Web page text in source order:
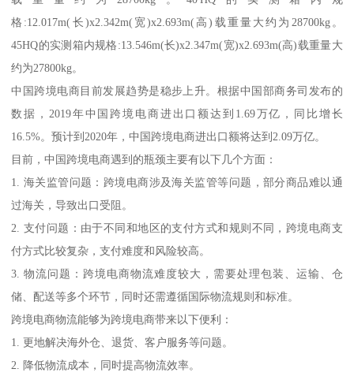
格:12.017m(长)x2.342m(宽)x2.693m(高)载重量大约为28700kg。
45HQ的实测箱内规格:13.546m(长)x2.347m(宽)x2.693m(高)载重量大
约为27800kg。
中国跨境电商目前发展趋势是稳步上升。根据中国部商务司发布的
数据，2019年中国跨境电商进出口额达到1.69万亿，同比增长
16.5%。预计到2020年，中国跨境电商进出口额将达到2.09万亿。
目前，中国跨境电商遇到的瓶颈主要有以下几个方面：
1. 海关监管问题：跨境电商涉及海关监管等问题，部分商品难以通
过海关，导致出口受阻。
2. 支付问题：由于不同和地区的支付方式和规则不同，跨境电商支
付方式比较复杂，支付难度和风险较高。
3. 物流问题：跨境电商物流难度较大，需要处理包装、运输、仓
储、配送等多个环节，同时还需遵循国际物流规则和标准。
跨境电商物流能够为跨境电商带来以下便利：
1. 更地解决海外仓、退货、客户服务等问题。
2. 降低物流成本，同时提高物流效率。